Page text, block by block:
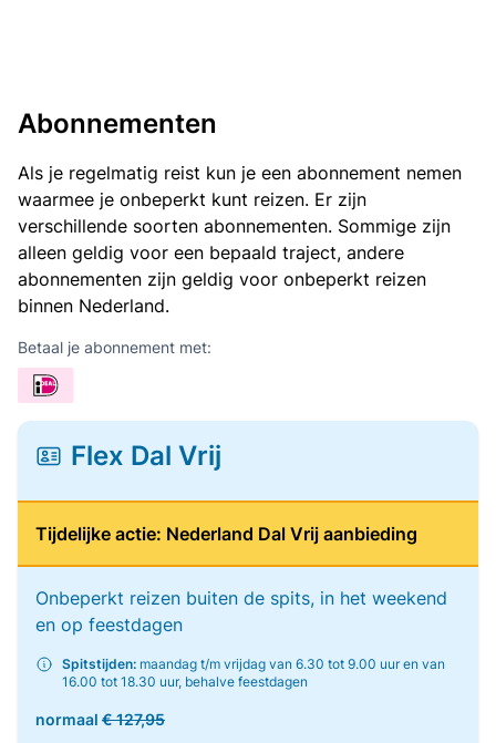
Abonnementen
Als je regelmatig reist kun je een abonnement nemen
waarmee je onbeperkt kunt reizen. Er zijn
verschillende soorten abonnementen. Sommige zijn
alleen geldig voor een bepaald traject, andere
abonnementen zijn geldig voor onbeperkt reizen
binnen Nederland.
Betaal je abonnement met:
Flex Dal Vrij
Tijdelijke actie: Nederland Dal Vrij aanbieding
Onbeperkt reizen buiten de spits, in het weekend
en op feestdagen
Spitstijden: maandag t/m vrijdag van 6.30 tot 9.00 uur en van
16.00 tot 18.30 uur, behalve feestdagen
normaal € 127,95